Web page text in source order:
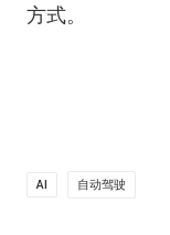
方式。
AI 自动驾驶